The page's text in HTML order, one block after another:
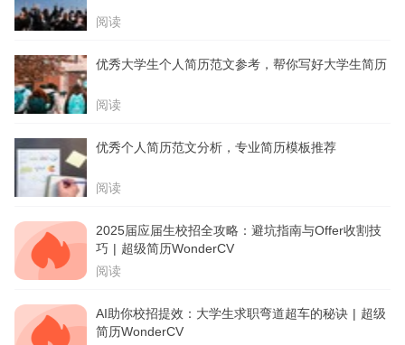
阅读
优秀大学生个人简历范文参考，帮你写好大学生简历
阅读
优秀个人简历范文分析，专业简历模板推荐
阅读
2025届应届生校招全攻略：避坑指南与Offer收割技
巧 | 超级简历WonderCV
阅读
AI助你校招提效：大学生求职弯道超车的秘诀 | 超级
简历WonderCV